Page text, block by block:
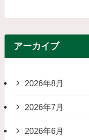
アーカイブ
2026年8月
2026年7月
2026年6月